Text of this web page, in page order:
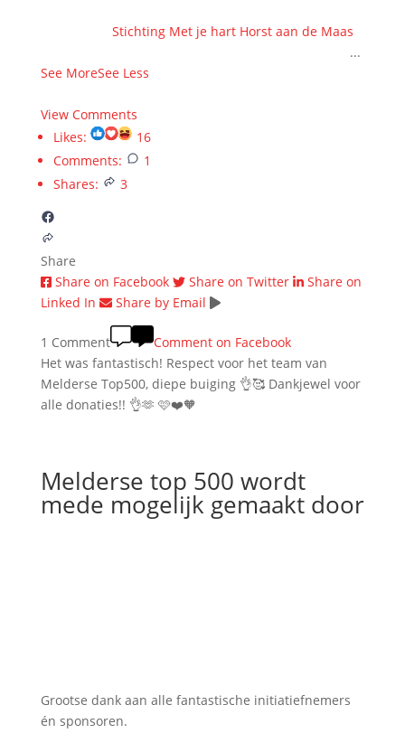
Stichting Met je hart Horst aan de Maas
...
See MoreSee Less
View Comments
Likes:
16
Comments:
1
Shares:
3
Share
Share on Facebook
Share on Twitter
Share on
Linked In
Share by Email
1 Comment
Comment on Facebook
Het was fantastisch! Respect voor het team van
Melderse Top500, diepe buiging 👌🥰 Dankjewel voor
alle donaties!! 👌🫶 🩷❤️🧡
Melderse top 500 wordt
mede mogelijk gemaakt door
Grootse dank aan alle fantastische initiatiefnemers
én sponsoren.